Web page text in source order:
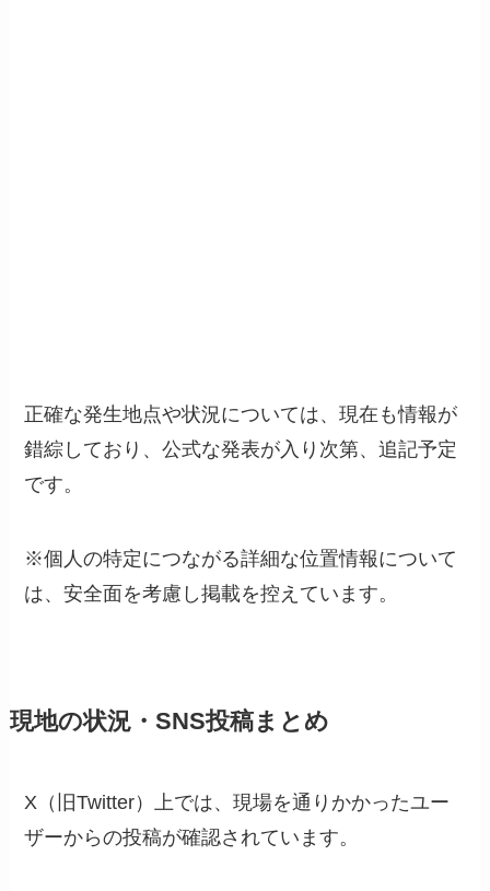
正確な発生地点や状況については、現在も情報が
錯綜しており、公式な発表が入り次第、追記予定
です。
※個人の特定につながる詳細な位置情報について
は、安全面を考慮し掲載を控えています。
現地の状況・SNS投稿まとめ
X（旧Twitter）上では、現場を通りかかったユー
ザーからの投稿が確認されています。